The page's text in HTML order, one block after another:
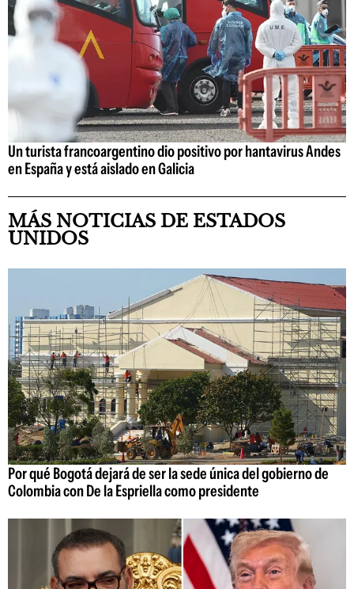
Un turista francoargentino dio positivo por hantavirus Andes
en España y está aislado en Galicia
MÁS NOTICIAS DE ESTADOS
UNIDOS
Por qué Bogotá dejará de ser la sede única del gobierno de
Colombia con De la Espriella como presidente